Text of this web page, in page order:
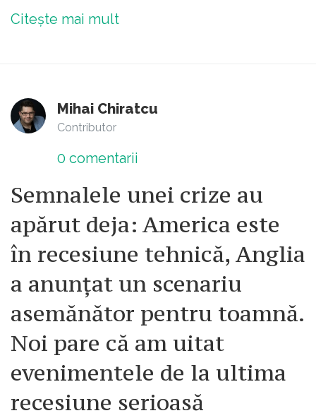
Citește mai mult
Mihai Chiratcu
Contributor
0 comentarii
Semnalele unei crize au
apărut deja: America este
în recesiune tehnică, Anglia
a anunțat un scenariu
asemănător pentru toamnă.
Noi pare că am uitat
evenimentele de la ultima
recesiune serioasă